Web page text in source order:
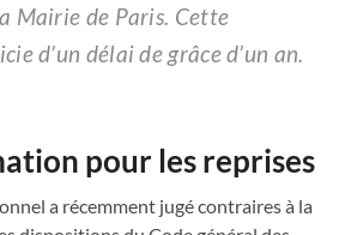
Mairie de Paris. Cette
d’un délai de grâce d’un an.
pour les reprises
a récemment jugé contraires à la